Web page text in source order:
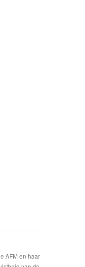
AFM en haar